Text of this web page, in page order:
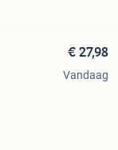
€ 27,98
Vandaag